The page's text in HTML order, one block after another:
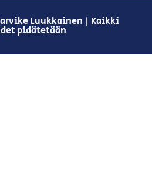
Luukkainen | Kaikki
pidätetään